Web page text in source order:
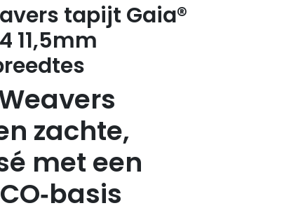
tapijt Gaia®
11,5mm
zachte,
met een